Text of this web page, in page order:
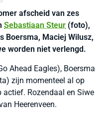
afscheid van zes
Sebastiaan Steur (foto),
Boersma, Maciej Wilusz,
worden niet verlengd.
Ahead Eagles), Boersma
zijn momenteel al op
actief. Rozendaal en Siwe
Heerenveen.